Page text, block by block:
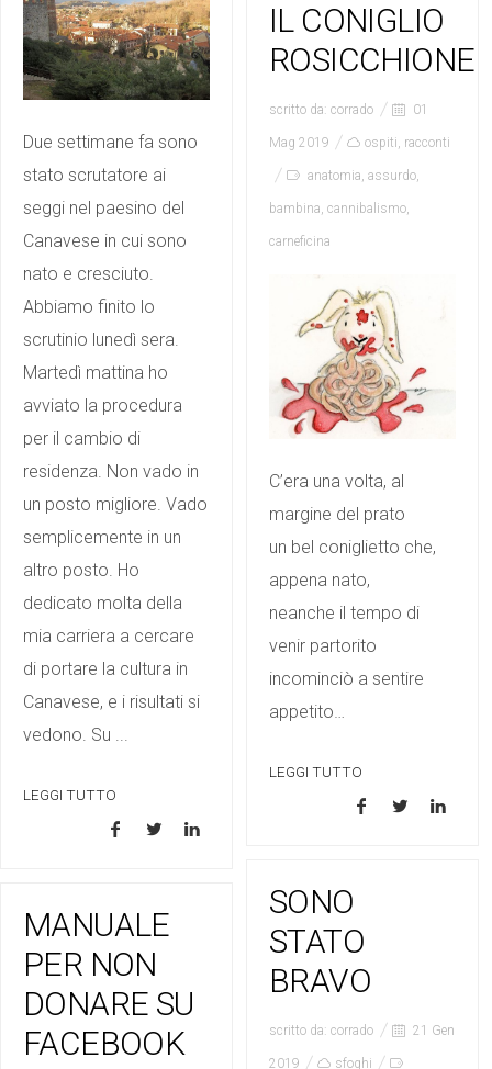
Due settimane fa sono
stato scrutatore ai
seggi nel paesino del
Canavese in cui sono
nato e cresciuto.
Abbiamo finito lo
scrutinio lunedì sera.
Martedì mattina ho
avviato la procedura
per il cambio di
residenza. Non vado in
un posto migliore. Vado
semplicemente in un
altro posto. Ho
dedicato molta della
mia carriera a cercare
di portare la cultura in
Canavese, e i risultati si
vedono. Su ...
LEGGI TUTTO
IL CONIGLIO
ROSICCHIONE
scritto da: corrado 01
Mag 2019 ospiti, racconti
anatomia, assurdo,
bambina, cannibalismo,
carneficina
C’era una volta, al
margine del prato
un bel coniglietto che,
appena nato,
neanche il tempo di
venir partorito
incominciò a sentire
appetito…
LEGGI TUTTO
SONO
STATO
BRAVO
scritto da: corrado 21 Gen
2019 sfoghi
MANUALE
PER NON
DONARE SU
FACEBOOK